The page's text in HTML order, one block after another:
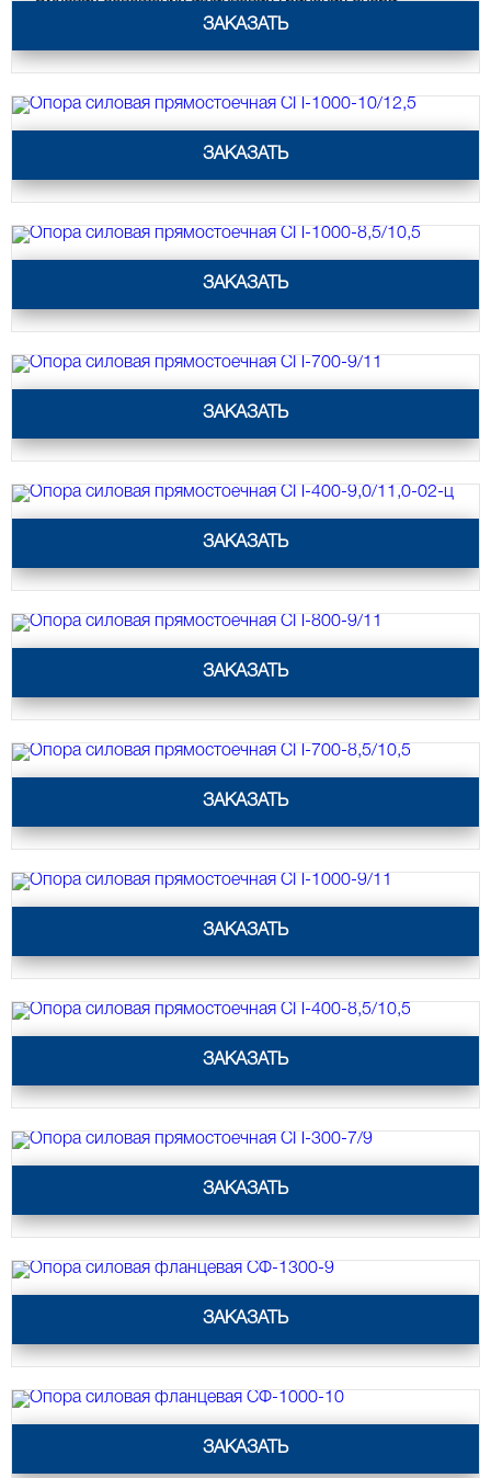
Светильники специального
назначения
Уличные фонари 3 метра
Уличные фонари 1 метр
Уличные фонари 4 метра
Антивандальные светильники и
ЗАКАЗАТЬ
Опора силовая прямостоечная СП-1000-10/12,5
ЗАКАЗАТЬ
Опора силовая прямостоечная СП-1000-8,5/10,5
ЗАКАЗАТЬ
Опора силовая прямостоечная СП-700-9/11
ЗАКАЗАТЬ
Опора силовая прямостоечная СП-400-9,0/11,0-02-ц
ЗАКАЗАТЬ
Опора силовая прямостоечная СП-800-9/11
ЗАКАЗАТЬ
Опора силовая прямостоечная СП-700-8,5/10,5
ЗАКАЗАТЬ
Опора силовая прямостоечная СП-1000-9/11
ЗАКАЗАТЬ
Опора силовая прямостоечная СП-400-8,5/10,5
ЗАКАЗАТЬ
Опора силовая прямостоечная СП-300-7/9
ЗАКАЗАТЬ
Опора силовая фланцевая СФ-1300-9
ЗАКАЗАТЬ
Опора силовая фланцевая СФ-1000-10
ЗАКАЗАТЬ